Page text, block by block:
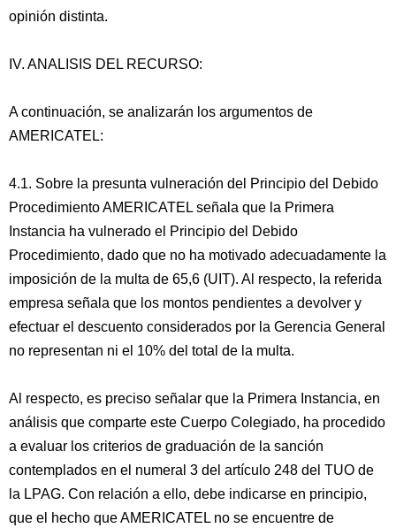
opinión distinta.
IV. ANALISIS DEL RECURSO:
A continuación, se analizarán los argumentos de
AMERICATEL:
4.1. Sobre la presunta vulneración del Principio del Debido
Procedimiento AMERICATEL señala que la Primera
Instancia ha vulnerado el Principio del Debido
Procedimiento, dado que no ha motivado adecuadamente la
imposición de la multa de 65,6 (UIT). Al respecto, la referida
empresa señala que los montos pendientes a devolver y
efectuar el descuento considerados por la Gerencia General
no representan ni el 10% del total de la multa.
Al respecto, es preciso señalar que la Primera Instancia, en
análisis que comparte este Cuerpo Colegiado, ha procedido
a evaluar los criterios de graduación de la sanción
contemplados en el numeral 3 del artículo 248 del TUO de
la LPAG. Con relación a ello, debe indicarse en principio,
que el hecho que AMERICATEL no se encuentre de